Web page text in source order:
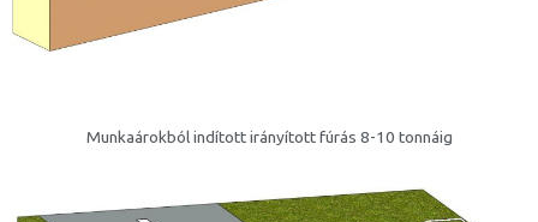
Munkaárokból indított irányított fúrás 8-10 tonnáig